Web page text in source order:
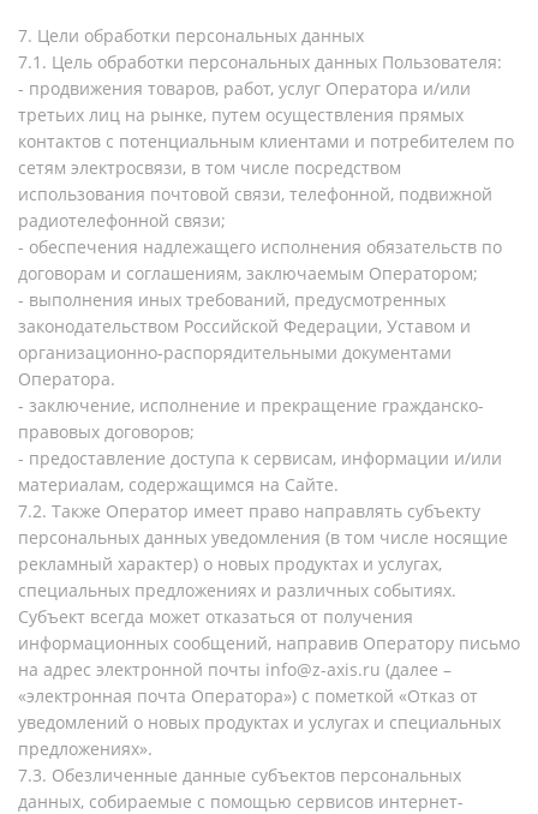
7. Цели обработки персональных данных
7.1. Цель обработки персональных данных Пользователя:
- продвижения товаров, работ, услуг Оператора и/или
третьих лиц на рынке, путем осуществления прямых
контактов с потенциальным клиентами и потребителем по
сетям электросвязи, в том числе посредством
использования почтовой связи, телефонной, подвижной
радиотелефонной связи;
- обеспечения надлежащего исполнения обязательств по
договорам и соглашениям, заключаемым Оператором;
- выполнения иных требований, предусмотренных
законодательством Российской Федерации, Уставом и
организационно-распорядительными документами
Оператора.
- заключение, исполнение и прекращение гражданско-
правовых договоров;
- предоставление доступа к сервисам, информации и/или
материалам, содержащимся на Сайте.
7.2. Также Оператор имеет право направлять субъекту
персональных данных уведомления (в том числе носящие
рекламный характер) о новых продуктах и услугах,
специальных предложениях и различных событиях.
Субъект всегда может отказаться от получения
информационных сообщений, направив Оператору письмо
на адрес электронной почты info@z-axis.ru (далее –
«электронная почта Оператора») с пометкой «Отказ от
уведомлений о новых продуктах и услугах и специальных
предложениях».
7.3. Обезличенные данные субъектов персональных
данных, собираемые с помощью сервисов интернет-